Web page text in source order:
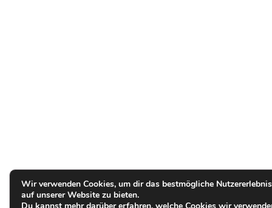
Wir verwenden Cookies, um dir das bestmögliche Nutzererlebnis
auf unserer Website zu bieten.